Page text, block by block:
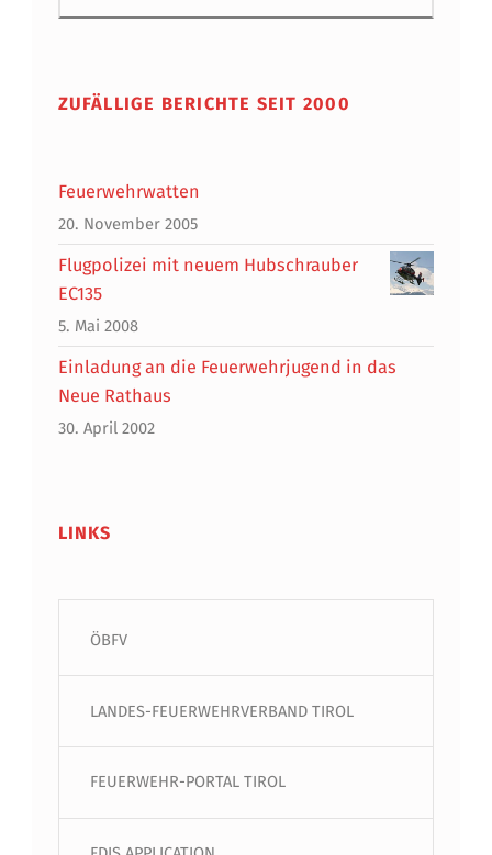
ZUFÄLLIGE BERICHTE SEIT 2000
Feuerwehrwatten
20. November 2005
Flugpolizei mit neuem Hubschrauber
EC135
5. Mai 2008
Einladung an die Feuerwehrjugend in das
Neue Rathaus
30. April 2002
LINKS
ÖBFV
LANDES-FEUERWEHRVERBAND TIROL
FEUERWEHR-PORTAL TIROL